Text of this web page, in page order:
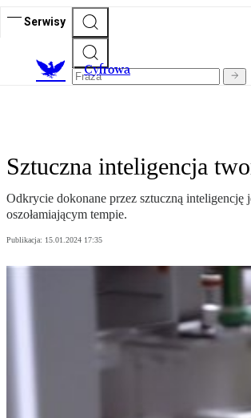
Serwisy
Cyfrowa
Sztuczna inteligencja
Odkrycie dokonane przez sztuczną
oszołamiającym tempie.
Publikacja: 15.01.2024 17:35